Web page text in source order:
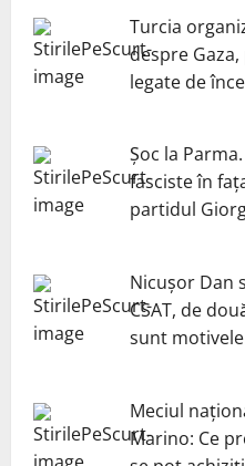
Turcia
despre
legate de
Șoc la
fasciste în
partidul
Nicuşor Dan
CSAT, de
sunt
Meciul
Marino: Ce